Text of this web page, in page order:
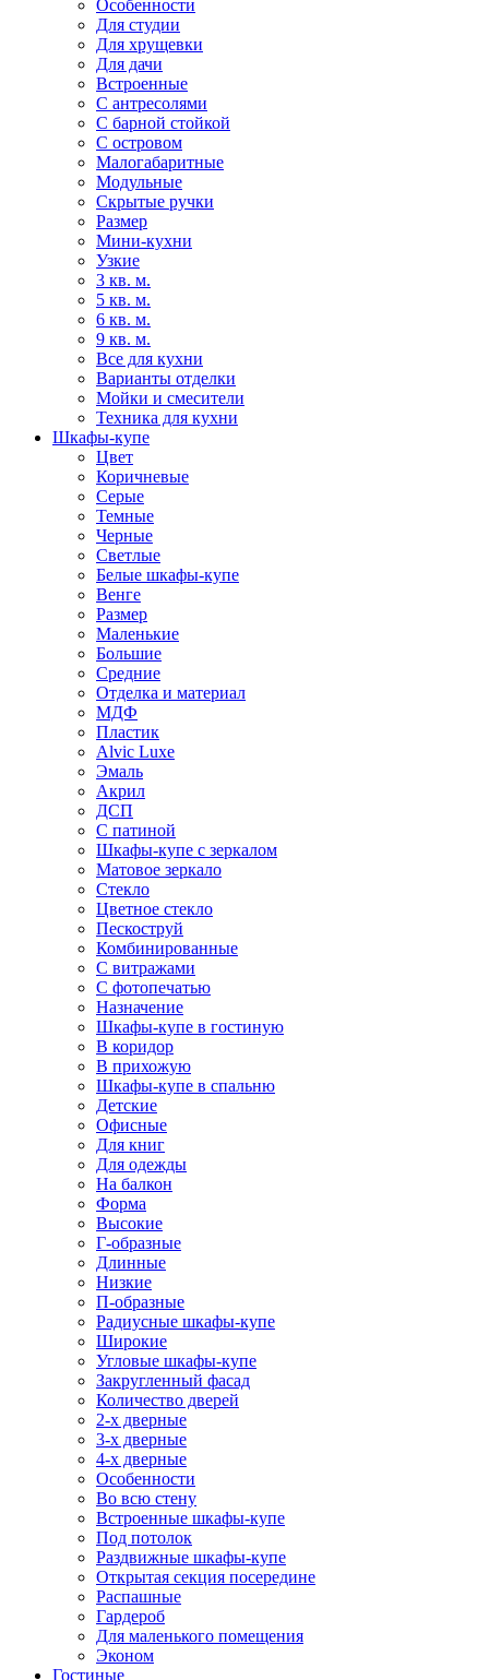
Особенности
Для студии
Для хрущевки
Для дачи
Встроенные
С антресолями
С барной стойкой
С островом
Малогабаритные
Модульные
Скрытые ручки
Размер
Мини-кухни
Узкие
3 кв. м.
5 кв. м.
6 кв. м.
9 кв. м.
Все для кухни
Варианты отделки
Мойки и смесители
Техника для кухни
Шкафы-купе
Цвет
Коричневые
Серые
Темные
Черные
Светлые
Белые шкафы-купе
Венге
Размер
Маленькие
Большие
Средние
Отделка и материал
МДФ
Пластик
Alvic Luxe
Эмаль
Акрил
ДСП
С патиной
Шкафы-купе с зеркалом
Матовое зеркало
Стекло
Цветное стекло
Пескоструй
Комбинированные
С витражами
С фотопечатью
Назначение
Шкафы-купе в гостиную
В коридор
В прихожую
Шкафы-купе в спальню
Детские
Офисные
Для книг
Для одежды
На балкон
Форма
Высокие
Г-образные
Длинные
Низкие
П-образные
Радиусные шкафы-купе
Широкие
Угловые шкафы-купе
Закругленный фасад
Количество дверей
2-х дверные
3-х дверные
4-х дверные
Особенности
Во всю стену
Встроенные шкафы-купе
Под потолок
Раздвижные шкафы-купе
Открытая секция посередине
Распашные
Гардероб
Для маленького помещения
Эконом
Гостиные